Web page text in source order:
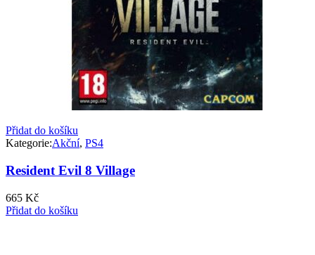
Přidat do košíku
Kategorie:Akční, PS4
Resident Evil 8 Village
665 Kč
Přidat do košíku